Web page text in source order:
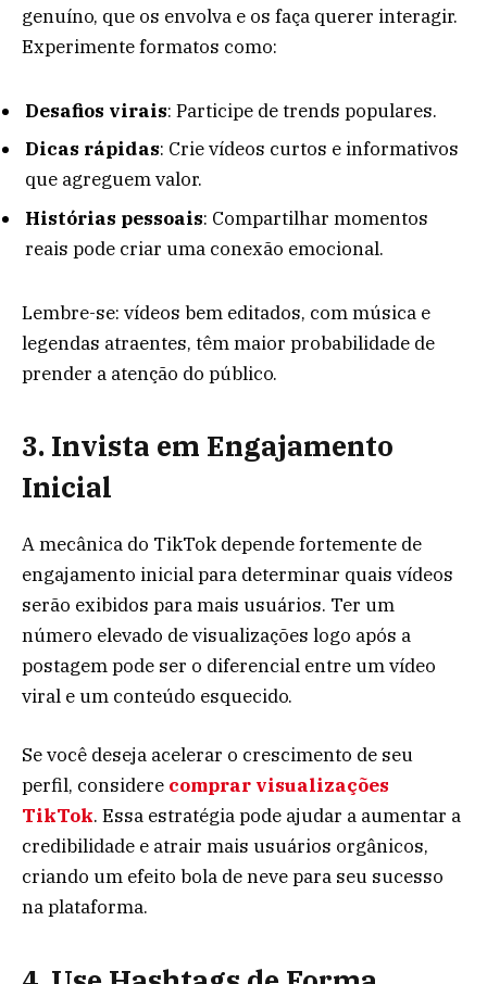
genuíno, que os envolva e os faça querer interagir.
Experimente formatos como:
Desafios virais: Participe de trends populares.
Dicas rápidas: Crie vídeos curtos e informativos
que agreguem valor.
Histórias pessoais: Compartilhar momentos
reais pode criar uma conexão emocional.
Lembre-se: vídeos bem editados, com música e
legendas atraentes, têm maior probabilidade de
prender a atenção do público.
3. Invista em Engajamento
Inicial
A mecânica do TikTok depende fortemente de
engajamento inicial para determinar quais vídeos
serão exibidos para mais usuários. Ter um
número elevado de visualizações logo após a
postagem pode ser o diferencial entre um vídeo
viral e um conteúdo esquecido.
Se você deseja acelerar o crescimento de seu
perfil, considere comprar visualizações
TikTok. Essa estratégia pode ajudar a aumentar a
credibilidade e atrair mais usuários orgânicos,
criando um efeito bola de neve para seu sucesso
na plataforma.